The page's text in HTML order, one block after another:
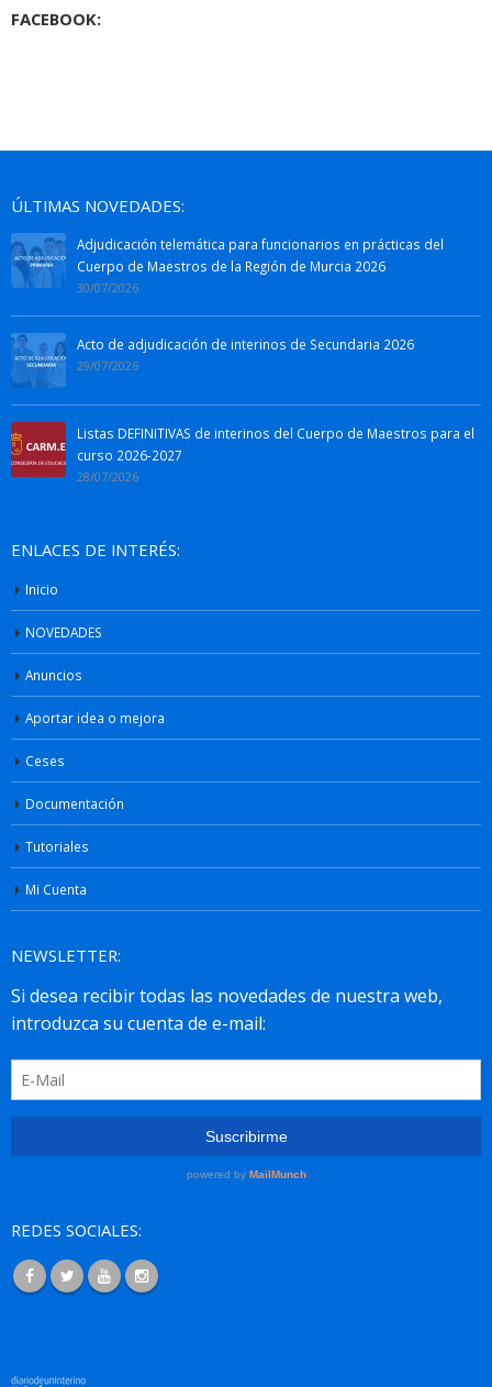
FACEBOOK:
ÚLTIMAS NOVEDADES:
Adjudicación telemática para funcionarios en prácticas del
Cuerpo de Maestros de la Región de Murcia 2026
30/07/2026
Acto de adjudicación de interinos de Secundaria 2026
29/07/2026
Listas DEFINITIVAS de interinos del Cuerpo de Maestros para el
curso 2026-2027
28/07/2026
ENLACES DE INTERÉS:
Inicio
NOVEDADES
Anuncios
Aportar idea o mejora
Ceses
Documentación
Tutoriales
Mi Cuenta
NEWSLETTER:
REDES SOCIALES: